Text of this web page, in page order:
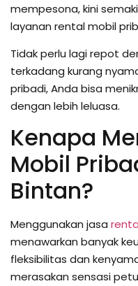
mempesona, kini
layanan rental mobil
Tidak perlu lagi repot
terkadang kurang
pribadi, Anda bisa
dengan lebih leluasa.
Kenapa
Mobil
Bintan?
Menggunakan jasa
menawarkan banyak
fleksibilitas dan
merasakan sensasi